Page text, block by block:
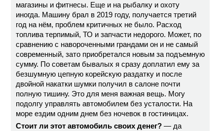
магазины и фитнесы. Еще и на рыбалку и охоту
иногда. Машину брал в 2019 году, получается третий
год на нём, проблем критичных не было. Расход
топлива терпимый, ТО и запчасти недорого. Может, по
сравнению с навороченными грандами он и не самый
современный, зато приобретался новым за подъемную
сумму. По советам бывалых я сразу доплатил ему за
безшумную цепную корейскую раздатку и после
двойной накатки шумки получил в салоне почти
полную тишину. Это для меня важная вещь. Могу
подолгу управлять автомобилем без усталости. На
море ездим одним днем без ночевок в гостиницах.
Стоит ли этот автомобиль своих денег? — да